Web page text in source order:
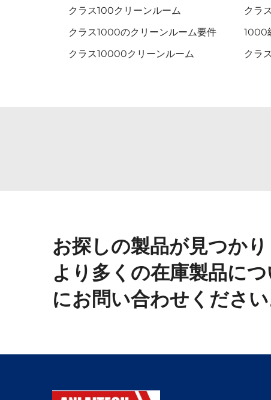
クラス100クリーンルーム クラ
クラス1000のクリーンルーム要件
1000
クラス10000クリーンルーム
クラ
お探しの製品が見つか
より多くの在庫製品に
にお問い合わせください